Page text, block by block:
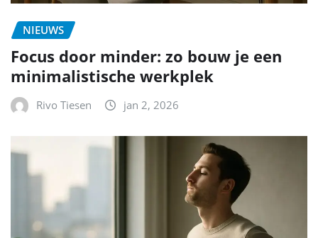
NIEUWS
Focus door minder: zo bouw je een
minimalistische werkplek
Rivo Tiesen jan 2, 2026